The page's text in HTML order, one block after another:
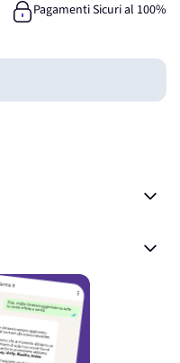
Pagamenti Sicuri al 100%